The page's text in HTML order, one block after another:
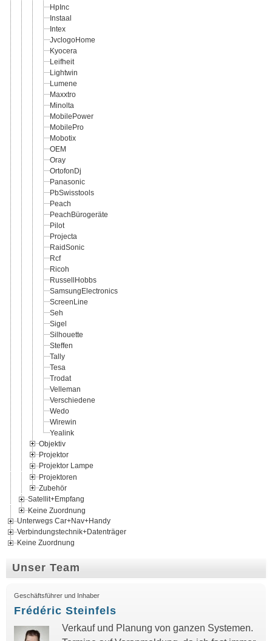
HpInc
Instaal
Intex
JvclogoHome
Kyocera
Leifheit
Lightwin
Lumene
Maxxtro
Minolta
MobilePower
MobilePro
Mobotix
OEM
Oray
OrtofonDj
Panasonic
PbSwisstools
Peach
PeachBürogeräte
Pilot
Projecta
RaidSonic
Rcf
Ricoh
RussellHobbs
SamsungElectronics
ScreenLine
Seh
Sigel
Silhouette
Steffen
Tally
Tesa
Trodat
Velleman
Verschiedene
Wedo
Wirewin
Yealink
Objektiv
Projektor
Projektor Lampe
Projektoren
Zubehör
Satellit+Empfang
Keine Zuordnung
Unterwegs Car+Nav+Handy
Verbindungstechnik+Datenträger
Keine Zuordnung
Unser Team
Geschäftsführer und Inhaber
Frédéric Steinfels
Verkauf und Planung von ganzen Systemen.